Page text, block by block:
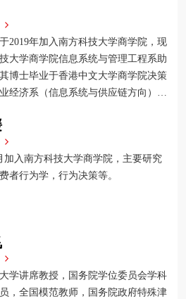
2019年加入南方科技大学商学院，现
大学商学院信息系统与管理工程系助
博士毕业于香港中文大学商学院决策
经济系（信息系统与供应链方向）。
交叉领域的实际问题。
加入南方科技大学商学院，主要研究
者行为学，行为决策等。
学讲席教授，国务院学位委员会学科
，全国模范教师，国务院政府特殊津